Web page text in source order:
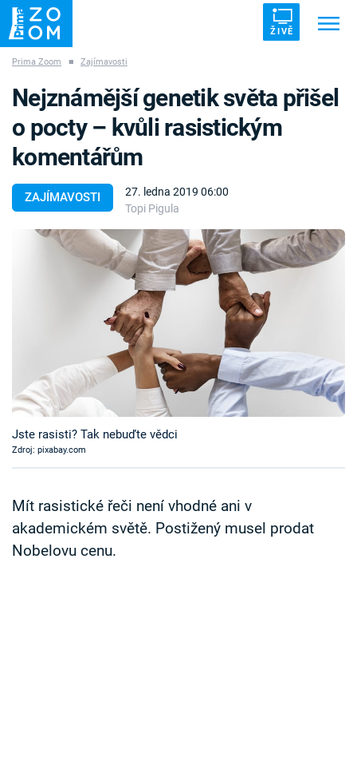
ŽIVĚ
ZÁHADY VETŘELCI DÁVNOVĚKU
Témata
Témata
Časopis
Sledujte prima+
Sledujte nás
Prima Zoom ■ Zajímavosti
ZAJÍMAVOSTI
27. ledna 2019 06:00
Topi Pigula
Nejznámější genetik světa přišel
o pocty – kvůli rasistickým
komentářům
Jste rasisti? Tak nebuďte vědci
Zdroj: pixabay.com
Mít rasistické řeči není vhodné ani v
akademickém světě. Postižený musel prodat
Nobelovu cenu.